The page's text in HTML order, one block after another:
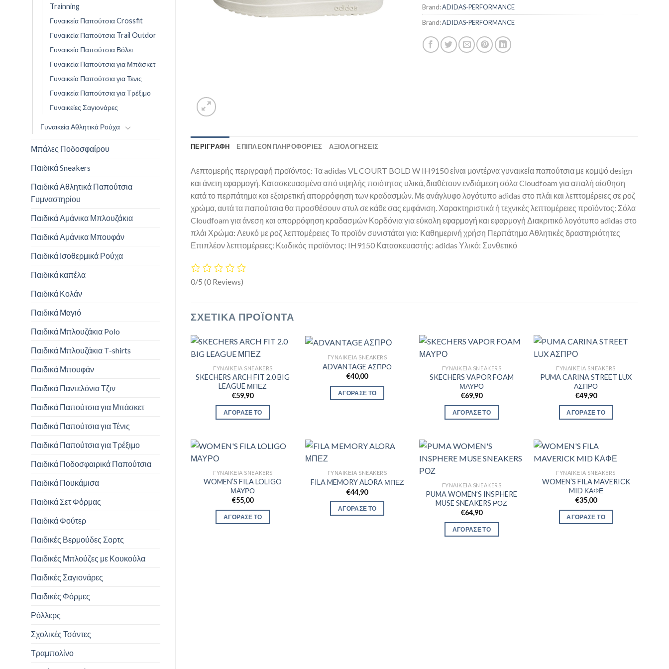
Trainning
Γυναικεία Παπούτσια Crossfit
Γυναικεία Παπούτσια Trail Outdor
Γυναικεία Παπούτσια Βόλει
Γυναικεία Παπούτσια για Μπάσκετ
Γυναικεία Παπούτσια για Τενις
Γυναικεία Παπούτσια για Τρέξιμο
Γυναικείες Σαγιονάρες
Γυναικεία Αθλητικά Ρούχα
Μπάλες Ποδοσφαίρου
Παιδικά Sneakers
Παιδικά Αθλητικά Παπούτσια
Γυμναστηρίου
Παιδικά Αμάνικα Μπλουζάκια
Παιδικά Αμάνικα Μπουφάν
Παιδικά Ισοθερμικά Ρούχα
Παιδικά καπέλα
Παιδικά Κολάν
Παιδικά Μαγιό
Παιδικά Μπλουζάκια Polo
Παιδικά Μπλουζάκια T-shirts
Παιδικά Μπουφάν
Παιδικά Παντελόνια Τζιν
Παιδικά Παπούτσια για Μπάσκετ
Παιδικά Παπούτσια για Τένις
Παιδικά Παπούτσια για Τρέξιμο
Παιδικά Ποδοσφαιρικά Παπούτσια
Παιδικά Πουκάμισα
Παιδικά Σετ Φόρμας
Παιδικά Φούτερ
Παιδικές Βερμούδες Σορτς
Παιδικές Μπλούζες με Κουκούλα
Παιδικές Σαγιονάρες
Παιδικές Φόρμες
Ρόλλερς
Σχολικές Τσάντες
Τραμπολίνο
Brand:ADIDAS-PERFORMANCE
Brand:ADIDAS-PERFORMANCE
ΠΕΡΙΓΡΑΦΉ ΕΠΙΠΛΈΟΝ ΠΛΗΡΟΦΟΡΊΕΣ ΑΞΙΟΛΟΓΗΣΕΙΣ
Λεπτομερής περιγραφή προϊόντος: Τα adidas VL COURT BOLD W IH9150 είναι μοντέρνα γυναικεία παπούτσια με κομψό design
και άνετη εφαρμογή. Κατασκευασμένα από υψηλής ποιότητας υλικά, διαθέτουν ενδιάμεση σόλα Cloudfoam για απαλή αίσθηση
κατά το περπάτημα και εξαιρετική απορρόφηση των κραδασμών. Με ανάγλυφο λογότυπο adidas στο πλάι και λεπτομέρειες σε ροζ
χρώμα, αυτά τα παπούτσια θα προσθέσουν στυλ σε κάθε σας εμφάνιση. Χαρακτηριστικά ή τεχνικές λεπτομέρειες προϊόντος: Σόλα
Cloudfoam για άνεση και απορρόφηση κραδασμών Κορδόνια για εύκολη εφαρμογή και εφαρμογή Διακριτικό λογότυπο adidas στο
πλάι Χρώμα: Λευκό με ροζ λεπτομέρειες Το προϊόν συνιστάται για: Καθημερινή χρήση Περπάτημα Αθλητικές δραστηριότητες
Επιπλέον λεπτομέρειες: Κωδικός προϊόντος: IH9150 Κατασκευαστής: adidas Υλικό: Συνθετικό
0/5 (0 Reviews)
ΣΧΕΤΙΚΆ ΠΡΟΪΌΝΤΑ
ΓΥΝΑΙΚΕΊΑ SNEAKERS
SKECHERS ARCH FIT 2.0 BIG
LEAGUE ΜΠΕΖ
€59,90
ΑΓΟΡΑΣΕ ΤΟ
ΓΥΝΑΙΚΕΊΑ SNEAKERS
ADVANTAGE ΑΣΠΡΟ
€40,00
ΑΓΟΡΑΣΕ ΤΟ
ΓΥΝΑΙΚΕΊΑ SNEAKERS
SKECHERS VAPOR FOAM
ΜΑΥΡΟ
€69,90
ΑΓΟΡΑΣΕ ΤΟ
ΓΥΝΑΙΚΕΊΑ SNEAKERS
PUMA CARINA STREET LUX
ΑΣΠΡΟ
€49,90
ΑΓΟΡΑΣΕ ΤΟ
ΓΥΝΑΙΚΕΊΑ SNEAKERS
WOMEN’S FILA LOLIGO
ΜΑΥΡΟ
€55,00
ΑΓΟΡΑΣΕ ΤΟ
ΓΥΝΑΙΚΕΊΑ SNEAKERS
FILA MEMORY ALORA ΜΠΕΖ
€44,90
ΑΓΟΡΑΣΕ ΤΟ
ΓΥΝΑΙΚΕΊΑ SNEAKERS
PUMA WOMEN’S INSPHERE
MUSE SNEAKERS ΡΟΖ
€64,90
ΑΓΟΡΑΣΕ ΤΟ
ΓΥΝΑΙΚΕΊΑ SNEAKERS
WOMEN’S FILA MAVERICK
MID ΚΑΦΕ
€35,00
ΑΓΟΡΑΣΕ ΤΟ